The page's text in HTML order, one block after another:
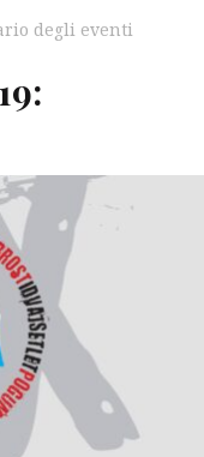
degli eventi